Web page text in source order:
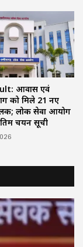
आवास एवं
को मिले 21 नए
लोक सेवा आयोग
चयन सूची